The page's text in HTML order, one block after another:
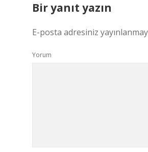
Bir yanıt yazın
E-posta adresiniz
Yorum